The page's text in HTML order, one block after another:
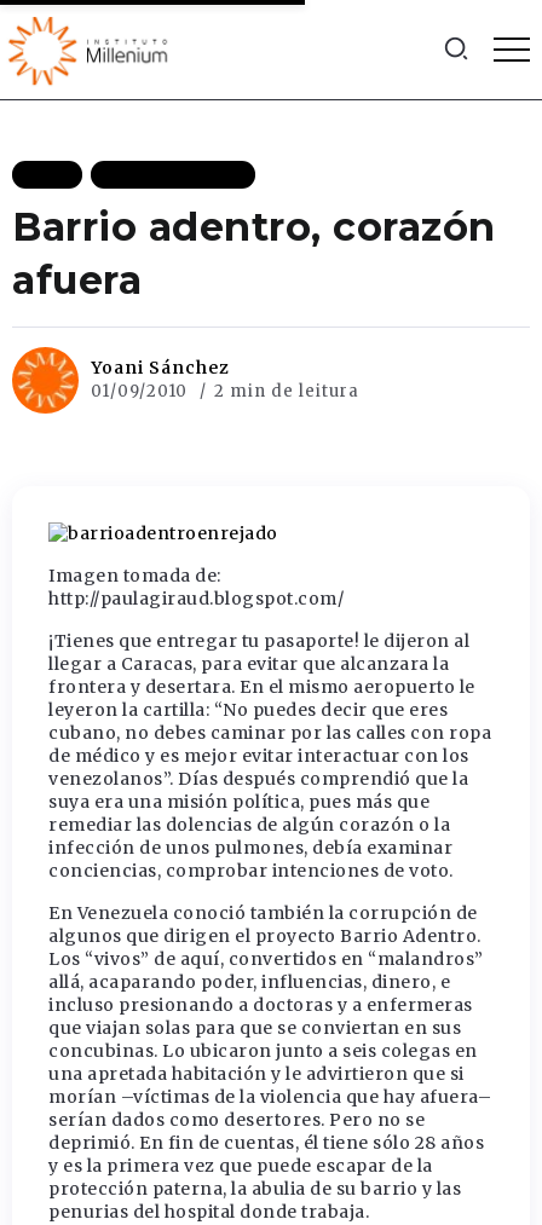
Barrio adentro, corazón
afuera
Yoani Sánchez
01/09/2010 2 min de leitura
Imagen tomada de:
http://paulagiraud.blogspot.com/
¡Tienes que entregar tu pasaporte! le dijeron al
llegar a Caracas, para evitar que alcanzara la
frontera y desertara. En el mismo aeropuerto le
leyeron la cartilla: “No puedes decir que eres
cubano, no debes caminar por las calles con ropa
de médico y es mejor evitar interactuar con los
venezolanos”. Días después comprendió que la
suya era una misión política, pues más que
remediar las dolencias de algún corazón o la
infección de unos pulmones, debía examinar
conciencias, comprobar intenciones de voto.
En Venezuela conoció también la corrupción de
algunos que dirigen el proyecto Barrio Adentro.
Los “vivos” de aquí, convertidos en “malandros”
allá, acaparando poder, influencias, dinero, e
incluso presionando a doctoras y a enfermeras
que viajan solas para que se conviertan en sus
concubinas. Lo ubicaron junto a seis colegas en
una apretada habitación y le advirtieron que si
morían –víctimas de la violencia que hay afuera–
serían dados como desertores. Pero no se
deprimió. En fin de cuentas, él tiene sólo 28 años
y es la primera vez que puede escapar de la
protección paterna, la abulia de su barrio y las
penurias del hospital donde trabaja.